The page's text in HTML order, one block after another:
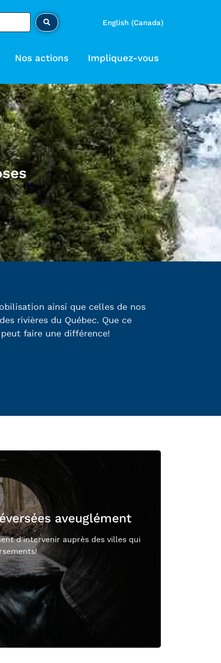
English (Canada)
Nos actions Impliquez-vous
ainsi que celles de nos
rivières du Québec. Que ce
faire une différence!
aveuglément
d’intervenir auprès des villes qui